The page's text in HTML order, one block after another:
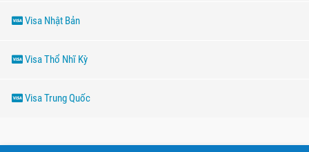
Visa Nhật Bản
Visa Thổ Nhĩ Kỳ
Visa Trung Quốc